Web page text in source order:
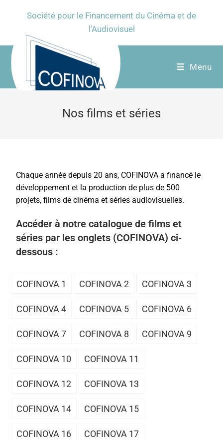
Société pour le Financement du Cinéma et de
l'Audiovisuel
Menu
Nos films et séries
Chaque année depuis 20 ans, COFINOVA a financé le
développement et la production de plus de 500
projets, films de cinéma et séries audiovisuelles.
Accéder à notre catalogue de films et
séries par les onglets (COFINOVA) ci-
dessous :
COFINOVA 1 COFINOVA 2 COFINOVA 3
COFINOVA 4 COFINOVA 5 COFINOVA 6
COFINOVA 7 COFINOVA 8 COFINOVA 9
COFINOVA 10 COFINOVA 11
COFINOVA 12 COFINOVA 13
COFINOVA 14 COFINOVA 15
COFINOVA 16 COFINOVA 17